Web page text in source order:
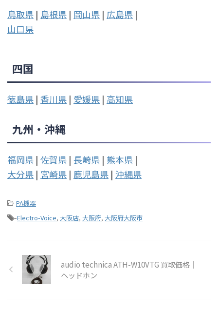
鳥取県 | 島根県 | 岡山県 | 広島県 |
山口県
四国
徳島県 | 香川県 | 愛媛県 | 高知県
九州・沖縄
福岡県 | 佐賀県 | 長崎県 | 熊本県 |
大分県 | 宮崎県 | 鹿児島県 | 沖縄県
-PA機器
-Electro-Voice, 大阪店, 大阪府, 大阪府大阪市
audio technica ATH-W10VTG 買取価格｜
ヘッドホン